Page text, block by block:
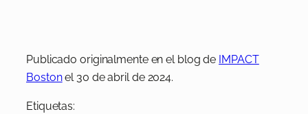
Publicado originalmente en el blog de IMPACT
Bostonel 30 de abril de 2024.
Etiquetas: